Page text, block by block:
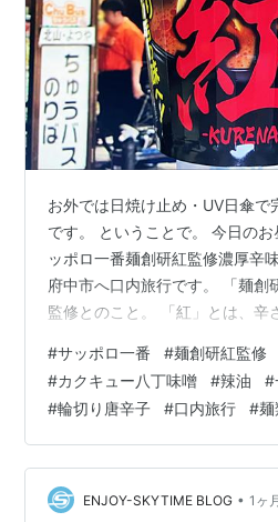
お外では日焼け止め・UV日傘で
です。 ということで。 今日の
ッポロ一番麺創研紅監修濃厚辛
府中市へ口内旅行です。 「麺創
監修とのこと。 「紅」とは、辛
すが、いきなり八丁味噌・唐辛
激辛を堪能してみましょう。と
うところの辛さレベルは「鬼紅
か！？お、おぅ。 受けて立とう
w！ 最近カップ麺コーナーに行
さん目に付きます。カップ麺界
#サッポロ一番 #麺創研紅監修
#カクキュー八丁味噌 #辣油 #
#輪切り唐辛子 #口内旅行 #麺
ENJOY-SKYTIME BLOG • 1ヶ